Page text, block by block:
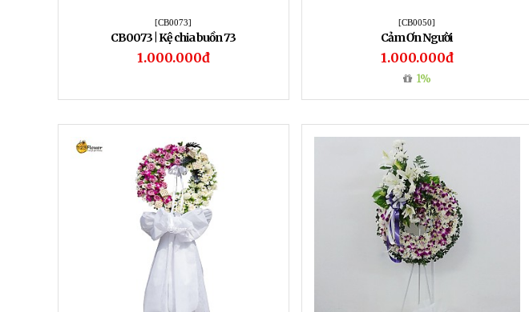
[CB0073]
CB0073 | Kệ chia buồn 73
1.000.000đ
[CB0050]
Cảm Ơn Người
1.000.000đ
1%